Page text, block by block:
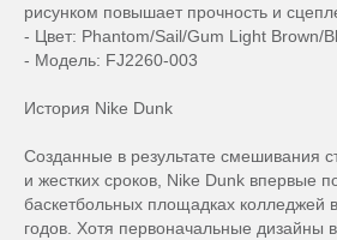
рисунком повышает прочность и
- Цвет: Phantom/Sail/Gum Light Brown/
- Модель: FJ2260-003
История Nike Dunk
Созданные в результате смешивания
и жестких сроков, Nike Dunk впервые
баскетбольных площадках колледжей
годов. Хотя первоначальные дизайны